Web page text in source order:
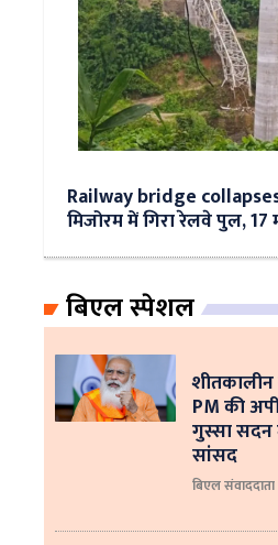
Railway bridge
मिजोरम में गिरा रेलवे पुल, 17
बिएल स्पेशल
PM की
गुस्सा सदन
सांसद
बिएल